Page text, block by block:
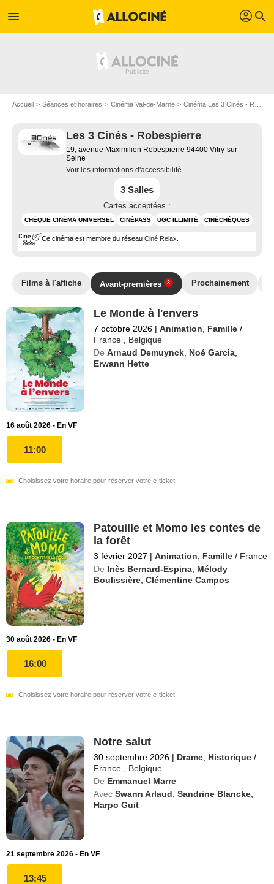
menu profil search
Accueil Séances et horaires Cinéma Val-de-Marne Cinéma Les 3 Cinés - Robespierre
Les 3 Cinés - Robespierre
19, avenue Maximilien Robespierre 94400 Vitry-sur-
Seine
Voir les informations d'accessibilité
3 Salles
Cartes acceptées :
CHÈQUE CINÉMA UNIVERSEL CINÉPASS UGC ILLIMITÉ CINÉCHÈQUES
Ce cinéma est membre du réseau Ciné Relax
Films à l'affiche Avant-premières 3 Prochainement
Le Monde à l'envers
7 octobre 2026 | Animation Famille /
France
Belgique
De Arnaud Demuynck Noé Garcia
Erwann Hette
16 août 2026 - En VF
11:00
Choisissez votre horaire pour réserver votre e-ticket.
Patouille et Momo les contes de
la forêt
3 février 2027 | Animation Famille / France
De Inès Bernard-Espina Mélody
Boulissière ,Clémentine Campos
30 août 2026 - En VF
16:00
Choisissez votre horaire pour réserver votre e-ticket.
Notre salut
30 septembre 2026 | Drame Historique /
France
Belgique
De Emmanuel Marre
Avec Swann Arlaud ,Sandrine Blancke
Harpo Guit
21 septembre 2026 - En VF
13:45